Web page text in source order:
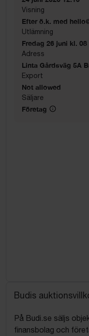
Visning
Efter ö.k. med
Utlämning
Fredag 26 juni kl.
Adress
Linta Gårdsväg 5A
Export
Not allowed
Säljare
Företag
Budis
På Budi.se säljs
finansbolag och